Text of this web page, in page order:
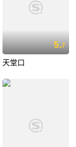
5.7
天堂口